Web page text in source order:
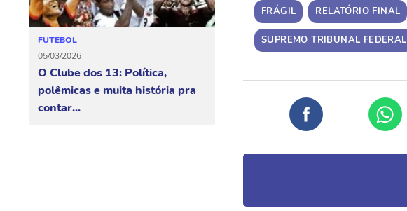
FUTEBOL
05/03/2026
O Clube dos 13: Política,
polêmicas e muita história pra
contar...
FRÁGIL RELATÓRIO FINAL
SUPREMO TRIBUNAL FEDERAL